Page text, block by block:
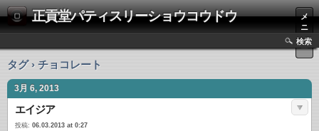
正貢堂パティスリーショウコウドウ
メ
ニ
ュ
ー
検索
タグ › チョコレート
3月 6, 2013
エイジア
投稿: 06.03.2013 at 0:27